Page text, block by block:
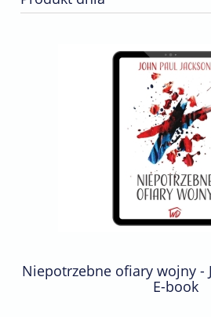
Niepotrzebne ofiary wojny -
E-book